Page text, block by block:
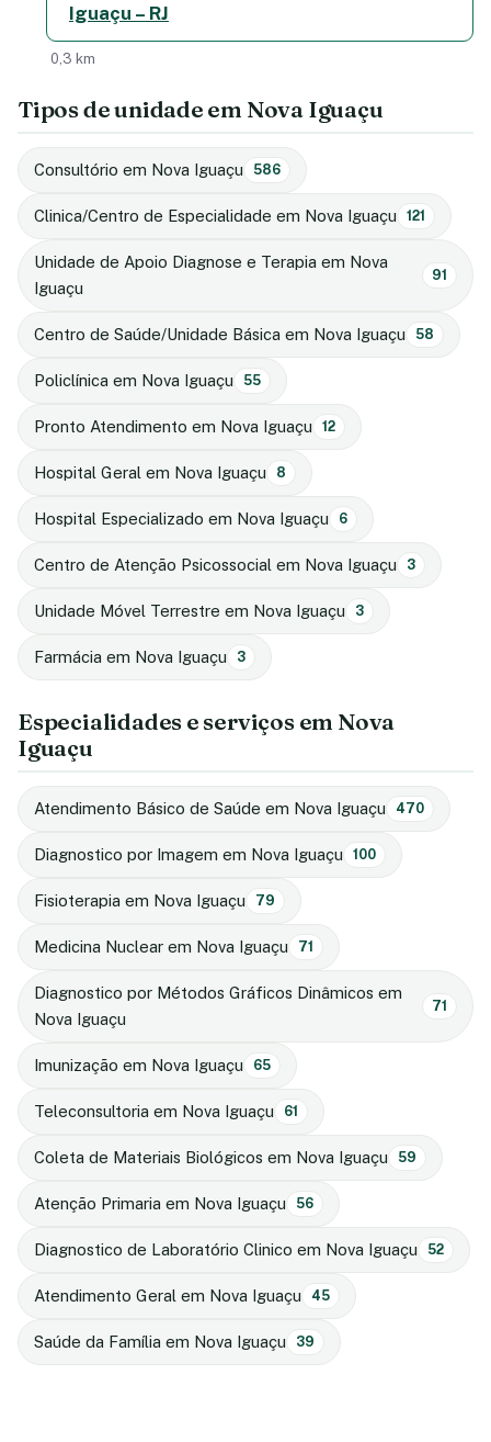
Iguaçu – RJ
0,3 km
Tipos de unidade em Nova Iguaçu
Consultório em Nova Iguaçu 586
Clinica/Centro de Especialidade em Nova Iguaçu 121
Unidade de Apoio Diagnose e Terapia em Nova
Iguaçu
91
Centro de Saúde/Unidade Básica em Nova Iguaçu 58
Policlínica em Nova Iguaçu 55
Pronto Atendimento em Nova Iguaçu 12
Hospital Geral em Nova Iguaçu 8
Hospital Especializado em Nova Iguaçu 6
Centro de Atenção Psicossocial em Nova Iguaçu 3
Unidade Móvel Terrestre em Nova Iguaçu 3
Farmácia em Nova Iguaçu 3
Especialidades e serviços em Nova
Iguaçu
Atendimento Básico de Saúde em Nova Iguaçu 470
Diagnostico por Imagem em Nova Iguaçu 100
Fisioterapia em Nova Iguaçu 79
Medicina Nuclear em Nova Iguaçu 71
Diagnostico por Métodos Gráficos Dinâmicos em
Nova Iguaçu
71
Imunização em Nova Iguaçu 65
Teleconsultoria em Nova Iguaçu 61
Coleta de Materiais Biológicos em Nova Iguaçu 59
Atenção Primaria em Nova Iguaçu 56
Diagnostico de Laboratório Clinico em Nova Iguaçu 52
Atendimento Geral em Nova Iguaçu 45
Saúde da Família em Nova Iguaçu 39